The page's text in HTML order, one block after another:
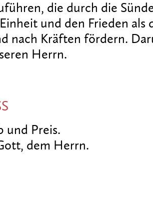
die durch die
und den Frieden als
nach Kräften fördern.
Herrn.
und Preis.
dem Herrn.